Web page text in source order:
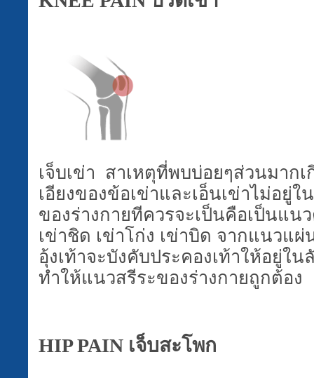
เจ็บเข่า สาเหตุที่พบบ่อยๆส่วนมาก
เอียงของข้อเข่าและเอ็นเข่าไม่อยู่
ของร่างกายทีควรจะเป็นคือเป็นแน
เข่าชิด เข่าโก่ง เข่าบิด จากแนวแผ่
อุ้งเท้าจะบังคับประคองเท้าให้อยู่ใ
ทำให้แนวสรีระของร่างกายถูกต้อง
HIP PAIN เจ็บสะโพก